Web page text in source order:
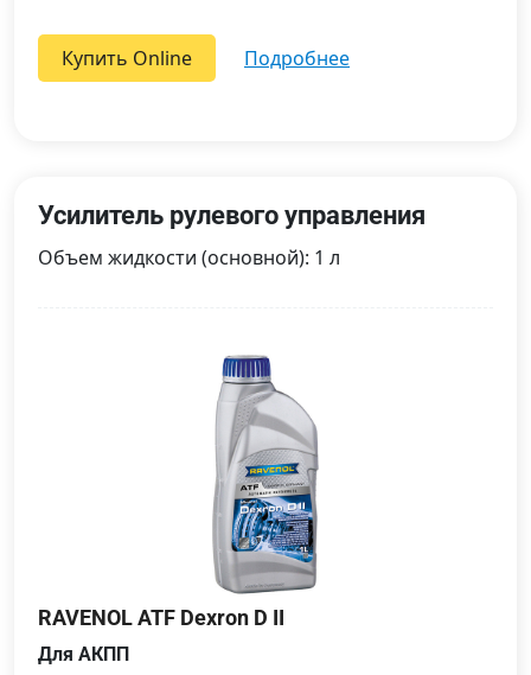
Купить Online подробнее
Усилитель рулевого управления
Объем жидкости (основной): 1 л
RAVENOL ATF Dexron D II
Для АКПП